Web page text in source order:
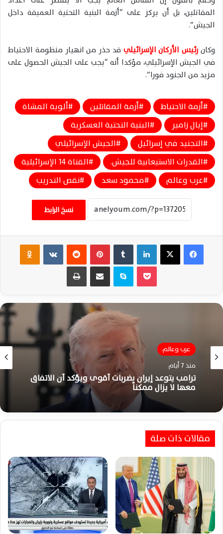
المقاتلين، بل أن يركز على “أزمة البنية التحتية العميقة داخل
الجيش”.
وكان رئيس الأركان الإسرائيلي قد حذر من انهيار منظومة الاحتياط
في الجيش الإسرائيلي، مؤكدا أنه “يجب على الجيش الحصول على
مزيد من الجنود فورا”.
أزمة الاحتياط أزمة المقاتلين
ألوية المشاة
إيال زامير
البنية التحتية العسكرية
التجنيد في إسرائيل
الجيش الإسرائيلي
القدرات الاستيعابية للجيش.
القناة 14 الإسرائيلية
عرب وعالم
محمود سعد نقص التدريب
نسخ الرابط
فيسبوك ‫X لينكدإن بينتيريست ‏VKontakte
سكايب مشاركة عبر البريد طباعة
عرب وعالم
منذ 7 أيام
ترامب يتوعد إيران بضربات أقوى ويؤكد أن الاتفاق
معها لا يزال ممكناً
مقالات ذات صلة